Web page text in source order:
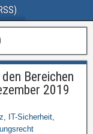
Bereichen
2019
, IT-Sicherheit,